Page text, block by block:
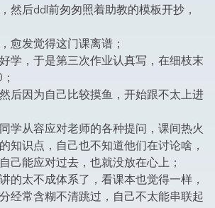
然后ddl前匆匆照着助教的模板开抄，
愈发觉得这门课离谱；
学，于是第三次作业认真写，在细枝末
后因为自己比较摸鱼，开始跟不太上进
学从容应对老师的各种提问，课间热火
知识点，自己也不知道他们在讨论啥，
己能应对过去，也就没放在心上；
的太不成体系了，看课本也觉得一样，
经常含糊不清跳过，自己不太能串联起